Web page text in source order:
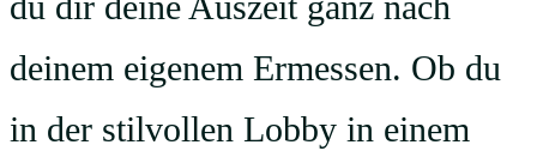
deinem eigenem Ermessen. Ob du
in der stilvollen Lobby in einem